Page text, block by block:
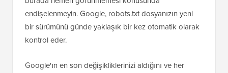
Dosyanızı yeni güncellediyseniz ve değişikliklerin
endişelenmeyin. Google, robots.txt dosyanızın yeni